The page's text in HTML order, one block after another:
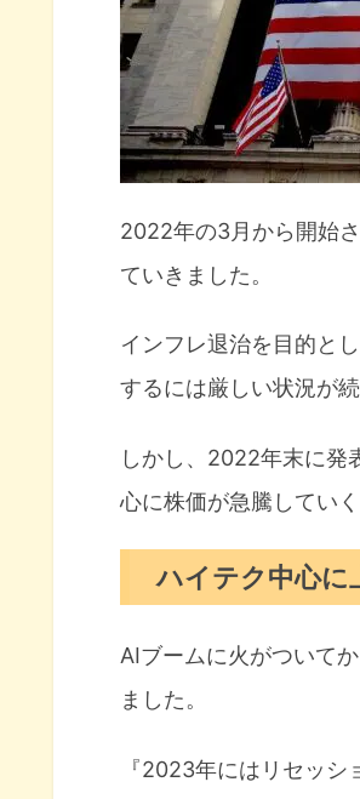
投資限度額
最大で年間
新NISAは早
まとめ
2022年の3月から開始
ていきました。
インフレ退治を目的と
するには厳しい状況が続
しかし、2022年末に発
心に株価が急騰してい
ハイテク中心に
AIブームに火がついて
ました。
『2023年にはリセッ